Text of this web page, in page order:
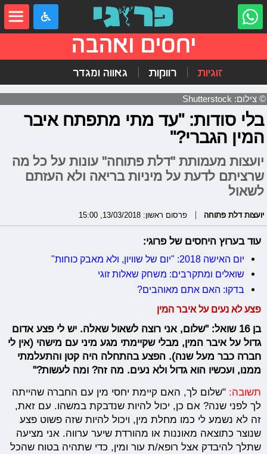
יחסים ואהבה
זוגיות רווקות גאווה ומגדר
© צילום: Shutterstock
בלי סודות: "עד מתי מתפתח איבר
המין הגברי?"
יועצות מעמותת "דלת פתוחה" עונות על כל מה
שרציתם לדעת על מיניות בריאה ולא העזתם
לשאול
יועצות דלת פתוחה פרסום ראשון: 13/03/2018, 15:00
עוד בערוץ היחסים של פרוגי:
יום האישה 2018: "יום של שוויון, ולא מאבק כוחות"
שואלים ומתקרבים: משחק שאלות זוגי
בדקו: האם אתם מאוהבים?
פצע לא נעים על איבר המין
בן 16 שואל: "שלום, אני רוצה לשאול שאלה. יש לי פצע אדום
גדול על איבר המין, מבלי שקיימתי מגע מיני עם מישהי (אין לי
חברה כבר מעל שנה). הפצע בהתחלה היה קטן והתעלמתי
ממנו, ועכשיו הוא גדול ולא נעים. מה זה? ומה לעשות?"
תשובה: "שלום לך, האם קיימת יחסי מין עם החברה שהייתה
לך לפני שנה? אם כן, יכול להיות שנדבקת במשהו. עם זאת,
זה לא נשמע לי כמו מחלת מין, ויכול להיות שזה פשוט פצע
שנוצר כתוצאה מאוננות או מהורדת שיער ערווה. אני מציעה
שתלך להיבדק אצל רופא/ת עור ומין, כדי שתהיה בטוח שהכל